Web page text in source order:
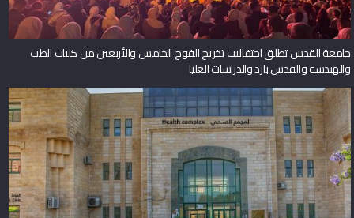
جامعة القدس تطلق احتفالات تخريج الفوج الخامس والأربعين من كليات الطب
والهندسة والقدس بارد والدراسات العليا